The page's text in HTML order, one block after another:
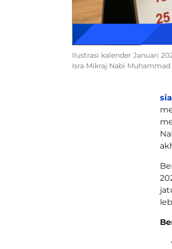
Ilustrasi kalender Januari
Isra Mikraj Nabi